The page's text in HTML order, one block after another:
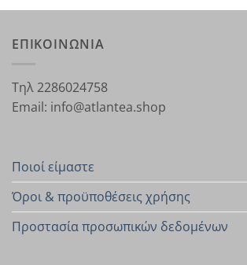
ΕΠΙΚΟΙΝΩΝΙΑ
Τηλ 2286024758
Email: info@atlantea.shop
Ποιοί είμαστε
Όροι & προϋποθέσεις χρήσης
Προστασία προσωπικών δεδομένων